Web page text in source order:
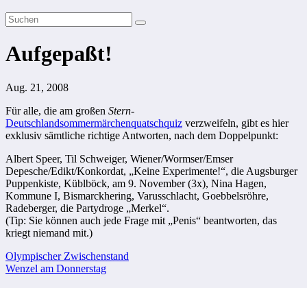
Aufgepaßt!
Aug. 21, 2008
Für alle, die am großen Stern-
Deutschlandsommermärchenquatschquiz verzweifeln, gibt es hier
exklusiv sämtliche richtige Antworten, nach dem Doppelpunkt:
Albert Speer, Til Schweiger, Wiener/Wormser/Emser
Depesche/Edikt/Konkordat, „Keine Experimente!“, die Augsburger
Puppenkiste, Küblböck, am 9. November (3x), Nina Hagen,
Kommune I, Bismarckhering, Varusschlacht, Goebbelsröhre,
Radeberger, die Partydroge „Merkel“.
(Tip: Sie können auch jede Frage mit „Penis“ beantworten, das
kriegt niemand mit.)
Beitragsnavigation
Olympischer Zwischenstand
Wenzel am Donnerstag